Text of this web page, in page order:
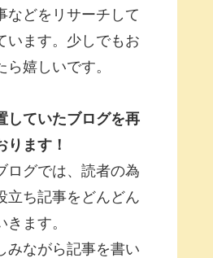
などをリサーチして
います。少しでもお
ら嬉しいです。
していたブログを再
ります！
ログでは、読者の為
立ち記事をどんどん
ます。
みながら記事を書い